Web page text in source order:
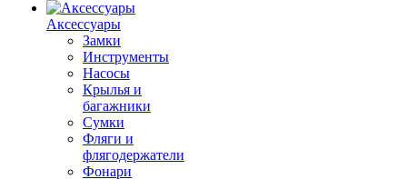
Аксессуары
Замки
Инструменты
Насосы
Крылья и
багажники
Сумки
Фляги и
флягодержатели
Фонари